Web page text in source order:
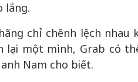
lắng.
chỉ chênh lệch nhau
lại một mình, Grab có
Nam cho biết.